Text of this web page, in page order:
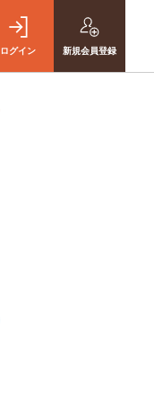
ログイン 新規会員登録